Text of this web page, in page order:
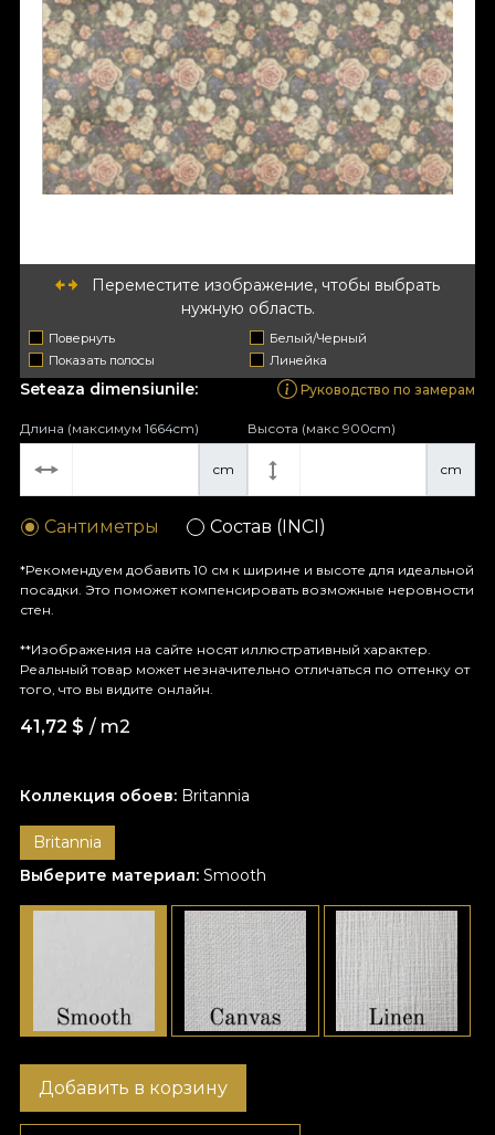
Переместите изображение, чтобы выбрать
нужную область.
Повернуть
Белый/Черный
Показать полосы
Линейка
Коллекция обоев: Britannia
Britannia
Выберите материал: Smooth
Seteaza dimensiunile: Руководство по замерам
cm
Длина (максимум 1664cm)
cm
Высота (макс 900cm)
Сантиметры Состав (INCI)
*Рекомендуем добавить 10 см к ширине и высоте для идеальной
посадки. Это поможет компенсировать возможные неровности
стен.
**Изображения на сайте носят иллюстративный характер.
Реальный товар может незначительно отличаться по оттенку от
того, что вы видите онлайн.
41,72 $ / m2
Добавить в корзину